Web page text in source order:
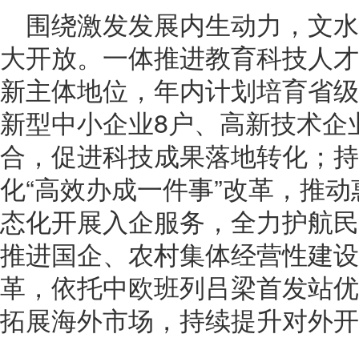
围绕激发发展内生动力，文
大开放。一体推进教育科技人
新主体地位，年内计划培育省
新型中小企业8户、高新技术
合，促进科技成果落地转化；
化“高效办成一件事”改革，推
态化开展入企服务，全力护航
推进国企、农村集体经营性建
革，依托中欧班列吕梁首发站
拓展海外市场，持续提升对外